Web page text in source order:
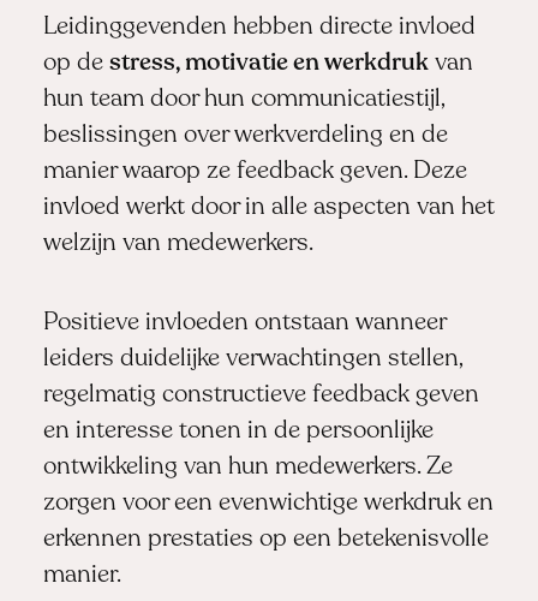
Leidinggevenden hebben directe invloed
op de stress, motivatie en werkdrukvan
hun team door hun communicatiestijl,
beslissingen over werkverdeling en de
manier waarop ze feedback geven. Deze
invloed werkt door in alle aspecten van het
welzijn van medewerkers.
Positieve invloeden ontstaan wanneer
leiders duidelijke verwachtingen stellen,
regelmatig constructieve feedback geven
en interesse tonen in de persoonlijke
ontwikkeling van hun medewerkers. Ze
zorgen voor een evenwichtige werkdruk en
erkennen prestaties op een betekenisvolle
manier.